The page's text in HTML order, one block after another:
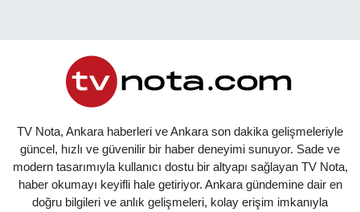
TV Nota, Ankara haberleri ve Ankara son dakika gelişmeleriyle
güncel, hızlı ve güvenilir bir haber deneyimi sunuyor. Sade ve
modern tasarımıyla kullanıcı dostu bir altyapı sağlayan TV Nota,
haber okumayı keyifli hale getiriyor. Ankara gündemine dair en
doğru bilgileri ve anlık gelişmeleri, kolay erişim imkanıyla